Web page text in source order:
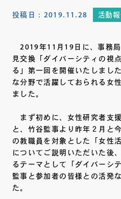
投稿日： 2019.11.28 活動
2019年11月19日に、事務局
見交換「ダイバーシティの視
る」第一回を開催いたしまし
な分野で活躍しておられる女
ました。
まず初めに、女性研究者支
と、竹谷監事より昨年２月と
の教職員を対象とした「女性
についてご説明いただいた後
るテーマとして「ダイバーシ
監事と参加者の皆様との活発
た。